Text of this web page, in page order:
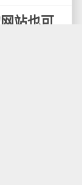
站也可